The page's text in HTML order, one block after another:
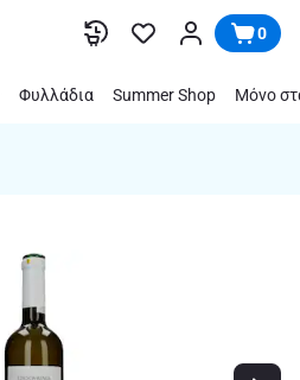
0
Φυλλάδια Summer Shop Μόνο